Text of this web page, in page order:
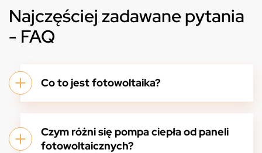
Najczęściej zadawane pytania
- FAQ
Co to jest fotowoltaika?
Czym różni się pompa ciepła od paneli
fotowoltaicznych?